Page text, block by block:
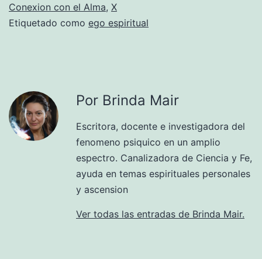
Conexion con el Alma, X
Etiquetado como ego espiritual
Por Brinda Mair
Escritora, docente e investigadora del
fenomeno psiquico en un amplio
espectro. Canalizadora de Ciencia y Fe,
ayuda en temas espirituales personales
y ascension
Ver todas las entradas de Brinda Mair.